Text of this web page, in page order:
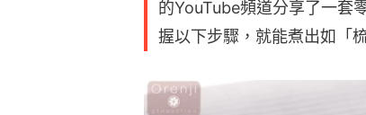
的YouTube頻道分享了一套
握以下步驟，就能煮出如「